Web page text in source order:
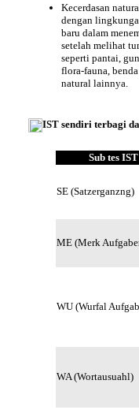
Kecerdasan
dengan
baru dalam
setelah melihat
seperti pantai,
flora-fauna,
natural lainnya.
IST sendiri terbagi
Sub tes IST
SE (Satzerganzng)
ME (Merk
WU (Wurfal
WA (Wortausuahl)